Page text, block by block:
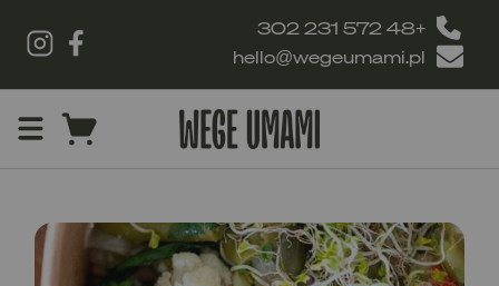
+48 572 231 302
hello@wegeumami.pl